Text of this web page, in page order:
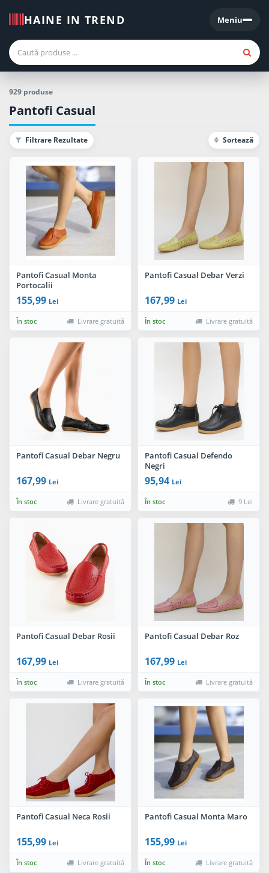
HAINE IN TREND Meniu
Meniu
929 produse
Pantofi Casual
Filtrare Rezultate Sortează
Pantofi Casual Monta
Portocalii
155,99 Lei
În stoc Livrare gratuită
Pantofi Casual Debar Verzi
167,99 Lei
În stoc Livrare gratuită
Pantofi Casual Debar Negru
167,99 Lei
În stoc Livrare gratuită
Pantofi Casual Defendo
Negri
95,94 Lei
În stoc 9 Lei
Pantofi Casual Debar Rosii
167,99 Lei
În stoc Livrare gratuită
Pantofi Casual Debar Roz
167,99 Lei
În stoc Livrare gratuită
Pantofi Casual Neca Rosii
155,99 Lei
În stoc Livrare gratuită
Pantofi Casual Monta Maro
155,99 Lei
În stoc Livrare gratuită